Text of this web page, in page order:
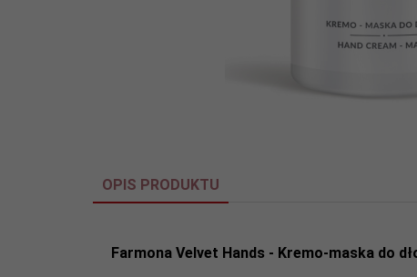
OPIS PRODUKTU
Farmona Velvet Hands - Kremo-maska do